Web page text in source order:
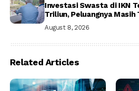
Investasi Swasta di IKN
Triliun, Peluangnya Masih
August 8, 2026
Related Articles